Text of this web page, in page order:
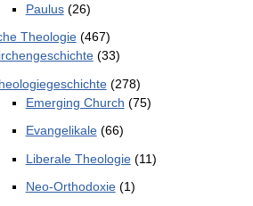
Paulus(26)
Theologie(467)
(33)
(278)
Emerging Church (75)
Evangelikale(66)
Liberale Theologie(11)
Neo-Orthodoxie(1)